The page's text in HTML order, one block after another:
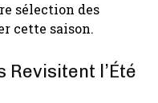
sélection des
cette saison.
Revisitent l’Été